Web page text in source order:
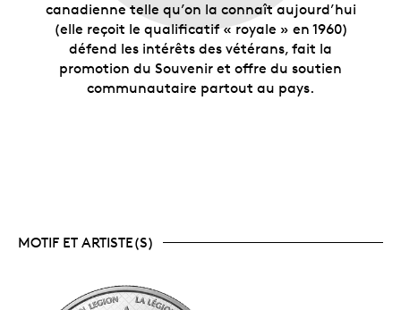
canadienne telle qu’on la connaît aujourd’hui
(elle reçoit le qualificatif « royale » en 1960)
défend les intérêts des vétérans, fait la
promotion du Souvenir et offre du soutien
communautaire partout au pays.
MOTIF ET ARTISTE(S)